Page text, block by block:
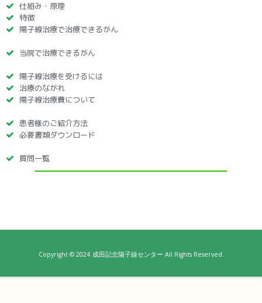
仕組み・原理
特徴
陽子線治療で治療できるがん
当院で治療できるがん
陽子線治療を受けるには
治療のながれ
陽子線治療費について
患者様のご紹介方法
必要書類ダウンロード
質問一覧
Copyright © 2024 成田記念陽子線センター All Rights Reserved.